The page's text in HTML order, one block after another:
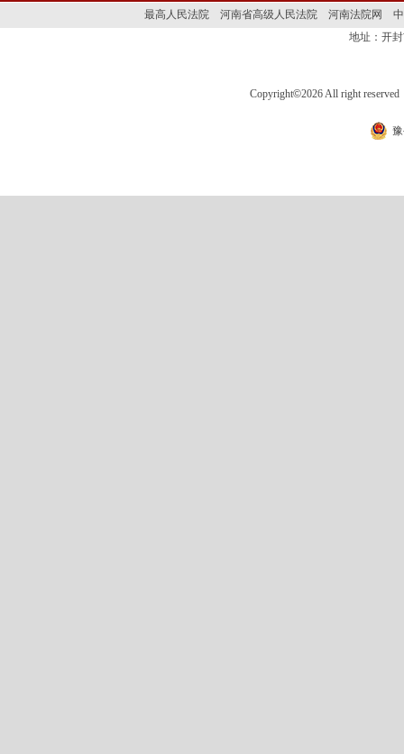
最高人民法院 河南省高级人民法院 河南法院网
地址：开
Copyright©2026 All right